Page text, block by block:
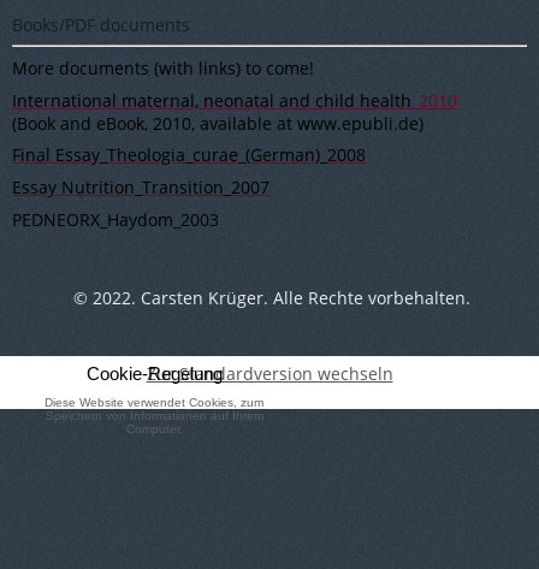
Books/PDF documents
More documents (with links) to come!
International maternal, neonatal and child health _2010
(Book and eBook, 2010, available at www.epubli.de)
Final Essay_Theologia_curae_(German)_2008
Essay Nutrition_Transition_2007
PEDNEORX_Haydom_2003
© 2022. Carsten Krüger. Alle Rechte vorbehalten.
Zur Standardversion wechseln
Cookie-Regelung
Diese Website verwendet Cookies, zum
Speichern von Informationen auf Ihrem
Computer.